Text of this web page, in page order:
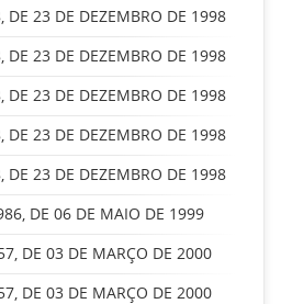
DE 23 DE DEZEMBRO DE 1998
DE 23 DE DEZEMBRO DE 1998
DE 23 DE DEZEMBRO DE 1998
DE 23 DE DEZEMBRO DE 1998
DE 23 DE DEZEMBRO DE 1998
DE 06 DE MAIO DE 1999
DE 03 DE MARÇO DE 2000
DE 03 DE MARÇO DE 2000